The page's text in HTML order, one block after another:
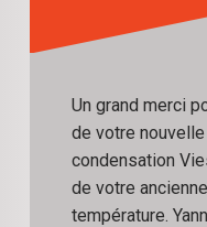
Un grand merci
de votre
condensation
de votre
température.